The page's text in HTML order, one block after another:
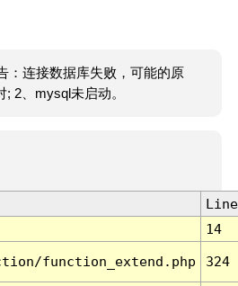
：连接数据库失败，可能的原
2、mysql未启动。
Line
14
function_extend.php 324